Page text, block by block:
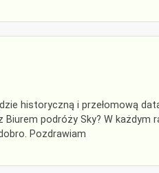
historyczną i przełomową
podróży Sky? W każdym
Pozdrawiam